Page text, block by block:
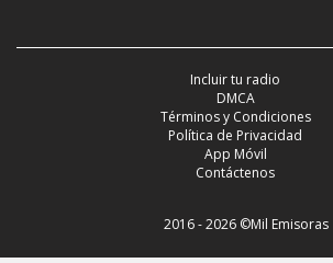
Incluir tu radio
DMCA
Términos y Condiciones
Política de Privacidad
App Móvil
Contáctenos
2016 - 2026 ©Mil Emisoras